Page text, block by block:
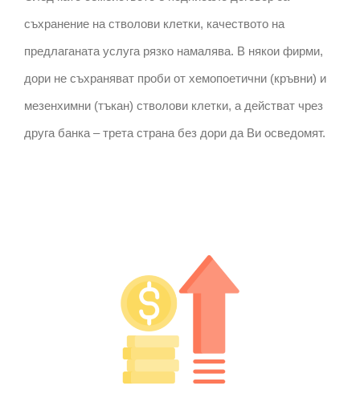
съхранение на стволови клетки, качеството на
предлаганата услуга рязко намалява. В някои фирми,
дори не съхраняват проби от хемопоетични (кръвни) и
мезенхимни (тъкан) стволови клетки, а действат чрез
друга банка – трета страна без дори да Ви осведомят.